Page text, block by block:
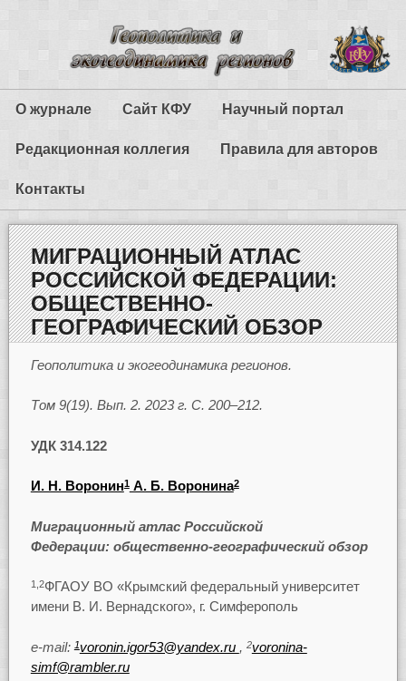
О журнале Сайт КФУ Научный портал
Редакционная коллегия Правила для авторов
Контакты
МИГРАЦИОННЫЙ АТЛАС
РОССИЙСКОЙ ФЕДЕРАЦИИ:
ОБЩЕСТВЕННО-
ГЕОГРАФИЧЕСКИЙ ОБЗОР
Геополитика и экогеодинамика регионов.
Том 9(19). Вып. 2. 2023 г. С. 200–212.
УДК 314.122
И. Н. Воронин1А. Б. Воронина2
Миграционный атлас Российской
Федерации: общественно-географический обзор
1,2ФГАОУ ВО «Крымский федеральный университет
имени В. И. Вернадского», г. Симферополь
e-mail:1voronin.igor53@yandex.ru , 2voronina-
simf@rambler.ru